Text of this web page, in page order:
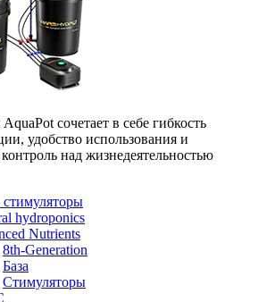
сочетает в себе гибкость
удобство использования и
над жизнедеятельностью
hydroponics
Nutrients
8th-Generation
База
Стимуляторы